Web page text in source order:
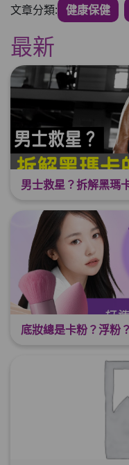
文章分類: 健康保健
最新
男士救星？拆解黑瑪
底妝總是卡粉？浮粉